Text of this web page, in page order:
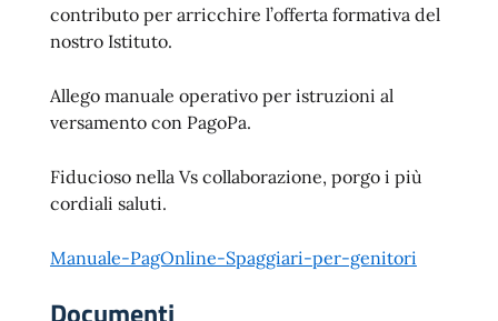
contributo per arricchire l’offerta formativa del
nostro Istituto.
Allego manuale operativo per istruzioni al
versamento con PagoPa.
Fiducioso nella Vs collaborazione, porgo i più
cordiali saluti.
Manuale-PagOnline-Spaggiari-per-genitori